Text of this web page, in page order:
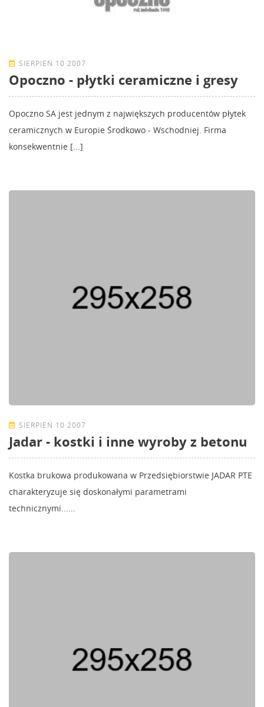
SIERPIEŃ 10 2007
Opoczno - płytki ceramiczne i gresy
Opoczno SA jest jednym z największych producentów płytek
ceramicznych w Europie Środkowo - Wschodniej. Firma
konsekwentnie [...]
SIERPIEŃ 10 2007
Jadar - kostki i inne wyroby z betonu
Kostka brukowa produkowana w Przedsiębiorstwie JADAR PTE
charakteryzuje się doskonałymi parametrami
technicznymi......